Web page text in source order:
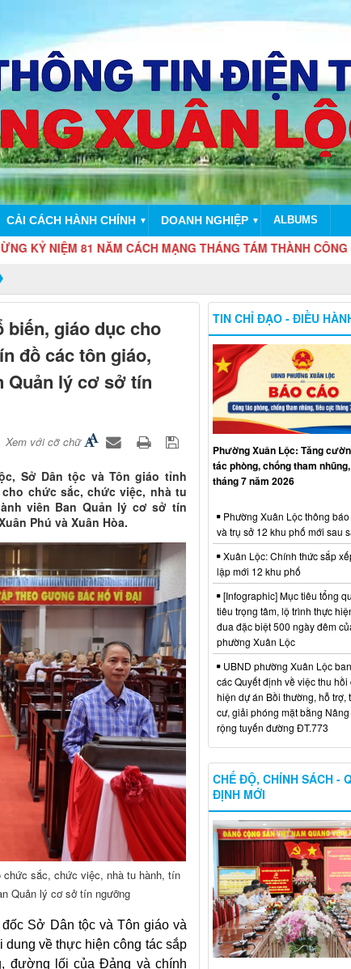
CẢI CÁCH HÀNH CHÍNH ▼ DOANH NGHIỆP ▼ ALBUMS
81 NĂM CÁCH MẠNG THÁNG TÁM THÀNH CÔNG (19/8/
giáo dục cho
đồ các tôn giáo,
Quản lý cơ sở tín
Xem với cỡ chữ
Sở Dân tộc và Tôn giáo tỉnh
chức sắc, chức việc, nhà tu
viên Ban Quản lý cơ sở tín
Phú và Xuân Hòa.
chức sắc, chức việc, nhà tu hành, tín
Quản lý cơ sở tín ngưỡng
Sở Dân tộc và Tôn giáo và
dung về thực hiện công tác sắp
đường lối của Đảng và chính
TIN CHỈ ĐẠO - ĐIỀU
Phường Xuân Lộc: Tăng
tác phòng, chống tham
tháng 7 năm 2026
Phường Xuân Lộc thông
và trụ sở 12 khu phố mới sau
Xuân Lộc: Chính thức sắp
lập mới 12 khu phố
[Infographic] Mục tiêu tổng
tiêu trọng tâm, lộ trình thực
đua đặc biệt 500 ngày đêm
phường Xuân Lộc
UBND phường Xuân Lộc
các Quyết định về việc thu hồi
hiện dự án Bồi thường, hỗ trợ,
cư, giải phóng mặt bằng
rộng tuyến đường ĐT.773
CHẾ ĐỘ, CHÍNH SÁCH -
ĐỊNH MỚI